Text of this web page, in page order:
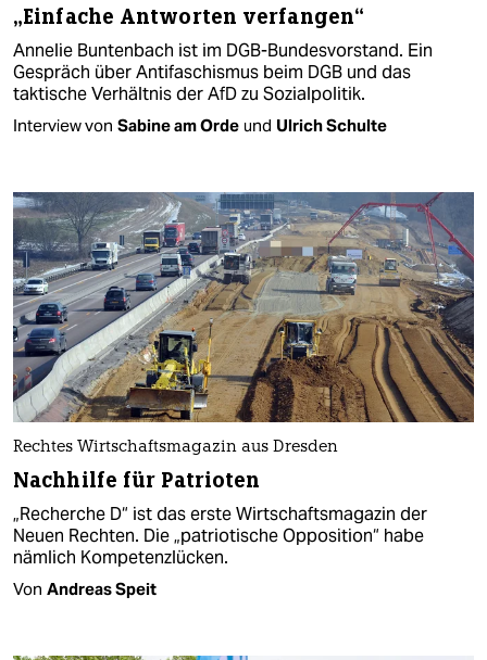
„Einfache Antworten verfangen“
Annelie Buntenbach ist im DGB-Bundesvorstand. Ein
Gespräch über Antifaschismus beim DGB und das
taktische Verhältnis der AfD zu Sozialpolitik.
Interview von Sabine am Orde und Ulrich Schulte
Rechtes Wirtschaftsmagazin aus Dresden
Nachhilfe für Patrioten
„Recherche D“ ist das erste Wirtschaftsmagazin der
Neuen Rechten. Die „patriotische Opposition“ habe
nämlich Kompetenzlücken.
Von Andreas Speit